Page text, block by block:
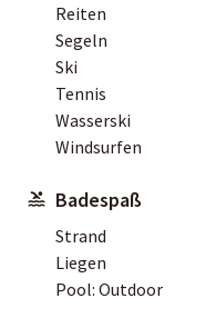
Reiten
Segeln
Ski
Tennis
Wasserski
Windsurfen
Badespaß
Strand
Liegen
Pool: Outdoor